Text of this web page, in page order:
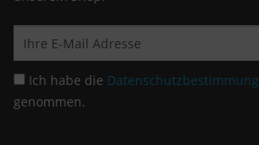
Ich habe die
genommen.